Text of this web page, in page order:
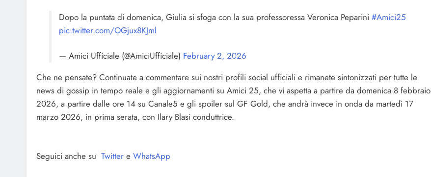
Dopo la puntata di domenica, Giulia si sfoga con la sua professoressa Veronica Peparini #Amici25
pic.twitter.com/OGjux8KJml
— Amici Ufficiale (@AmiciUfficiale) February 2, 2026
Che ne pensate? Continuate a commentare sui nostri profili social ufficiali e rimanete sintonizzati per tutte le
news di gossip in tempo reale e gli aggiornamenti su Amici 25, che vi aspetta a partire da domenica 8 febbraio
2026, a partire dalle ore 14 su Canale5 e gli spoiler sul GF Gold, che andrà invece in onda da martedì 17
marzo 2026, in prima serata, con Ilary Blasi conduttrice.
Seguici anche su Twitter e WhatsApp